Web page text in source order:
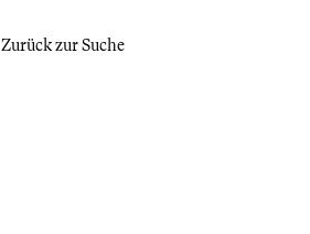
Zurück zur Suche